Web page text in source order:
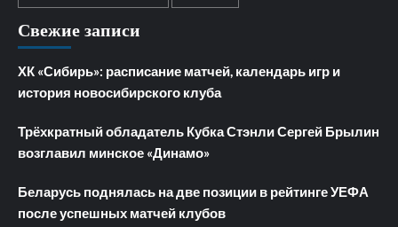
Свежие записи
ХК «Сибирь»: расписание матчей, календарь игр и
история новосибирского клуба
Трёхкратный обладатель Кубка Стэнли Сергей Брылин
возглавил минское «Динамо»
Беларусь поднялась на две позиции в рейтинге УЕФА
после успешных матчей клубов